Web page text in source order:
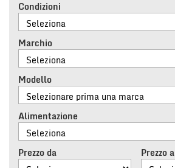
Condizioni
Marchio
Modello
Alimentazione
Prezzo da Prezzo a
tracciamento
che
adottiamo
per
offrire
le
funzionalità
e
svolgere
le
attività
di
seguito
descritte.